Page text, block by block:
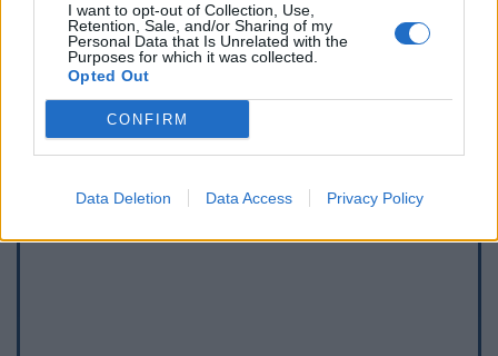
I want to opt-out of Collection, Use,
Retention, Sale, and/or Sharing of my
Personal Data that Is Unrelated with the
Purposes for which it was collected.
Opted Out
CONFIRM
Data Deletion Data Access Privacy Policy
Afficher la carte